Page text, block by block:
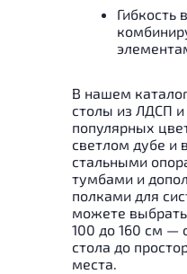
Гибкость
В нашем
столы из ЛДСП
популярных
светлом дубе и
стальными
тумбами и
полками для
можете
100 до 160 см —
стола до
места.